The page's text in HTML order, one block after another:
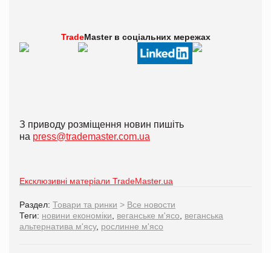
TradeMaster в соціальних мережах
З приводу розміщення новин пишіть
на press@trademaster.com.ua
Ексклюзивні матеріали TradeMaster.ua
Раздел: Товари та ринки > Все новости
Теги: новини економіки веганське м'ясо
веганська
альтернатива м'ясу, рослинне м'ясо